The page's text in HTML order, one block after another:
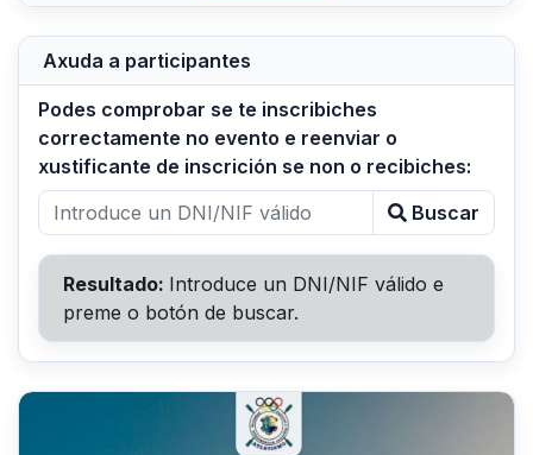
Axuda a participantes
Podes comprobar se te inscribiches
correctamente no evento e reenviar o
xustificante de inscrición se non o recibiches:
Buscar
Resultado: Introduce un DNI/NIF válido e
preme o botón de buscar.